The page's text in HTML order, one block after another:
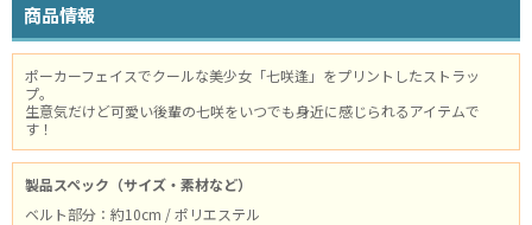
商品情報
ポーカーフェイスでクールな美少女「七咲逢」をプリントしたストラッ
プ。
生意気だけど可愛い後輩の七咲をいつでも身近に感じられるアイテムで
す！
製品スペック（サイズ・素材など）
ベルト部分：約10cm / ポリエステル